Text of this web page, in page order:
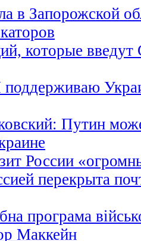
в Запорожской
которые
поддерживаю
Путин
России
перекрыта
програма
Маккейн